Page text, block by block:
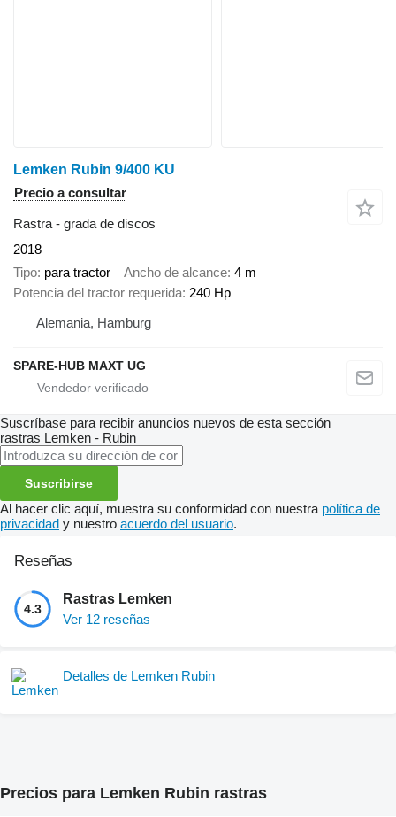
Lemken Rubin 9/400 KU
Precio a consultar
Rastra - grada de discos
2018
Tipo para tractor Ancho de alcance 4 m
Potencia del tractor requerida 240 Hp
Alemania, Hamburg
SPARE-HUB MAXT UG
Suscríbase para recibir anuncios nuevos de esta sección
rastras Lemken - Rubin
Suscribirse
Al hacer clic aquí, muestra su conformidad con nuestra política de
privacidad y nuestro acuerdo del usuario.
Reseñas
4.3
Rastras Lemken
Ver 12 reseñas
Detalles de Lemken Rubin
Precios para Lemken Rubin rastras